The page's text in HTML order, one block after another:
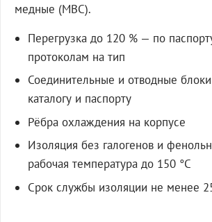
медные (МВС).
Перегрузка до 120 % — по
протоколам на тип
Соединительные и отводные
каталогу и паспорту
Рёбра охлаждения на корпусе
Изоляция без галогенов и
рабочая температура до 150 °C
Срок службы изоляции не менее